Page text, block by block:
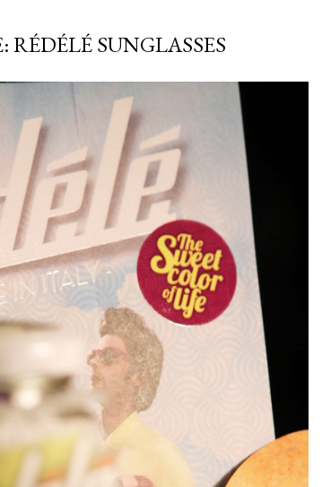
SUNGLASSES